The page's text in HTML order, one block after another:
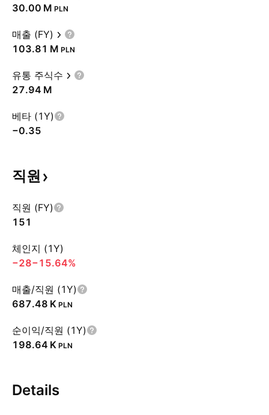
‪30.00 M‬ PLN
매출 (FY)
‪103.81 M‬ PLN
유통 주식수
‪27.94 M‬
베타 (1Y)
−0.35
직원
직원 (FY)
151
체인지 (1Y)
−28−15.64%
매출/직원 (1Y)
‪687.48 K‬ PLN
순이익/직원 (1Y)
‪198.64 K‬ PLN
Details